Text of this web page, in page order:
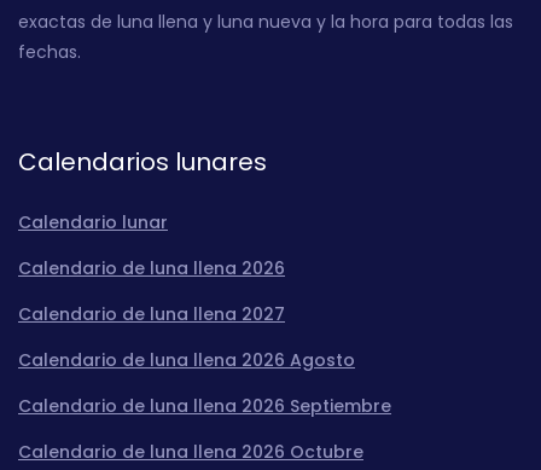
exactas de luna llena y luna nueva y la hora para todas las
fechas.
Calendarios lunares
Calendario lunar
Calendario de luna llena 2026
Calendario de luna llena 2027
Calendario de luna llena 2026 Agosto
Calendario de luna llena 2026 Septiembre
Calendario de luna llena 2026 Octubre